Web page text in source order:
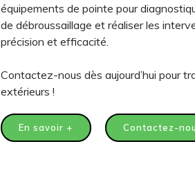
équipements de pointe pour
de débroussaillage et réaliser les
précision et efficacité.
Contactez-nous dès aujourd’hui pour
extérieurs !
En savoir + Contactez-